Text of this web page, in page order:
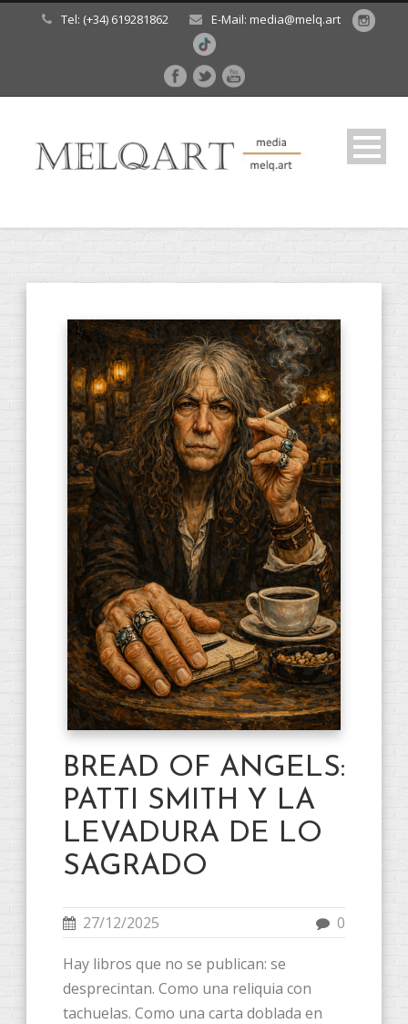
Tel: (+34) 619281862 E-Mail: media@melq.art
BREAD OF ANGELS:
PATTI SMITH Y LA
LEVADURA DE LO
SAGRADO
27/12/2025 0
Hay libros que no se publican: se
desprecintan. Como una reliquia con
tachuelas. Como una carta doblada en